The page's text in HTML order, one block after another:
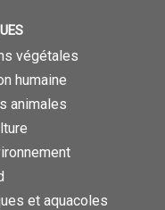
végétales
humaine
animales
et aquacoles